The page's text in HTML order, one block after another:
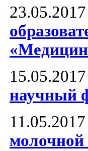
23.05.2017
15.05.2017
научный
11.05.2017